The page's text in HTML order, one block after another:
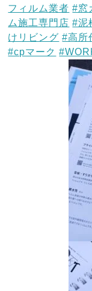
フィルム業者 #窓
ム施工専門店 #泥
けリビング #高所
#cpマーク